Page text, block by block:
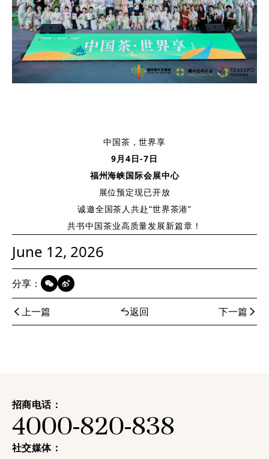
June 12, 2026
分享：
上一篇 返回 下一篇
中国茶，世界享
9月4日-7日
福州海峡国际会展中心
展位预定现已开放
诚邀全国茶人共赴“世界茶港”
共书中国茶业高质量发展新篇章！
招商电话：
4000-820-838
社交媒体：